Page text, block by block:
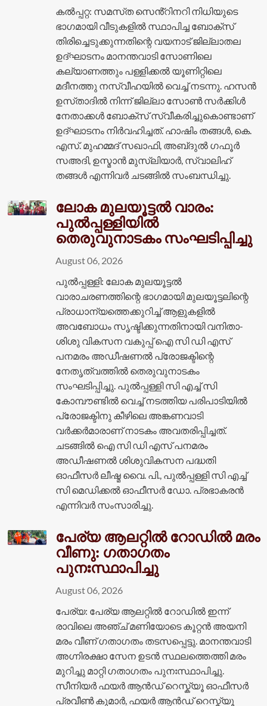
കൽപ്പറ്റ: സമസ്‌ത സെൻ്റിനറി നിധിയുടെ
ഭാഗമായി വീടുകളിൽ സ്ഥാപിച്ച ബോക്സ്
തിരിച്ചെടുക്കുന്നതിന്റെ വയനാട് ജില്ലാതല
ഉദ്ഘാടനം മാനന്തവാടി സോണിലെ
കല്യാണത്തും പള്ളിക്കൽ യൂണിറ്റിലെ
മദീനത്തു നസ്വീഹയിൽ വെച്ച് നടന്നു. ഹസൻ
ഉസ്‌താദിൽ നിന്ന് ജില്ലാ സോൺ സർക്കിൾ
നേതാക്കൾ ബോക്സ് സ്വീകരിച്ചുകൊണ്ടാണ്
ഉദ്ഘാടനം നിർവഹിച്ചത്. ഹാഷിം തങ്ങൾ, കെ.
എസ്. മുഹമ്മദ് സഖാഫി, അബ്‌ദുൽ ഗഫൂർ
സഅദി, ഉസ്മാൻ മുസ്ലിയാർ, സ്വാലിഹ്
തങ്ങൾ എന്നിവർ ചടങ്ങിൽ സംബന്ധിച്ചു.
ലോക മുലയൂട്ടൽ വാരം:
പുൽപ്പള്ളിയിൽ
തെരുവുനാടകം സംഘടിപ്പിച്ചു
August 06, 2026
പുൽപ്പള്ളി: ലോക മുലയൂട്ടൽ
വാരാചരണത്തിന്റെ ഭാഗമായി മുലയൂട്ടലിന്റെ
പ്രാധാന്യത്തെക്കുറിച്ച് ആളുകളിൽ
അവബോധം സൃഷ്ടിക്കുന്നതിനായി വനിതാ-
ശിശു വികസന വകുപ്പ് ഐ സി ഡി എസ്
പനമരം അഡീഷണൽ പ്രോജക്ടിന്റെ
നേതൃത്വത്തിൽ തെരുവുനാടകം
സംഘടിപ്പിച്ചു. പുൽപ്പള്ളി സി എച്ച് സി
കോമ്പൗണ്ടിൽ വെച്ച് നടത്തിയ പരിപാടിയിൽ
പ്രോജക്ടിനു കീഴിലെ അങ്കണവാടി
വർക്കർമാരാണ് നാടകം അവതരിപ്പിച്ചത്.
ചടങ്ങിൽ ഐ സി ഡി എസ് പനമരം
അഡീഷണൽ ശിശുവികസന പദ്ധതി
ഓഫീസർ ലീഷ്മ വൈ. പി., പുൽപ്പള്ളി സി എച്ച്
സി മെഡിക്കൽ ഓഫീസർ ഡോ. പ്രഭാകരൻ
എന്നിവർ സംസാരിച്ചു.
പേര്യ ആലറ്റിൽ റോഡിൽ മരം
വീണു: ഗതാഗതം
പുനഃസ്ഥാപിച്ചു
August 06, 2026
പേര്യ: പേര്യ ആലറ്റിൽ റോഡിൽ ഇന്ന്
രാവിലെ അഞ്ച് മണിയോടെ കൂറ്റൻ അയനി
മരം വീണ് ഗതാഗതം തടസപ്പെട്ടു. മാനന്തവാടി
അഗ്നിരക്ഷാ സേന ഉടൻ സ്ഥലത്തെത്തി മരം
മുറിച്ചു മാറ്റി ഗതാഗതം പുനഃസ്ഥാപിച്ചു.
സീനിയർ ഫയർ ആൻഡ് റെസ്ക്യൂ ഓഫീസർ
പ്രവീൺ കുമാർ, ഫയർ ആൻഡ് റെസ്ക്യൂ